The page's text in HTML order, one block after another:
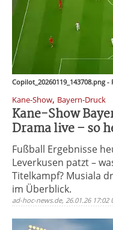
Copilot_20260119_143708.png -
Kane-Show, Bayern-Druck
Kane-Show
Drama live – so
Fußball Ergebnisse
Leverkusen patzt –
Titelkampf? Musiala
im Überblick.
ad-hoc-news.de, 26.01.26 17:02